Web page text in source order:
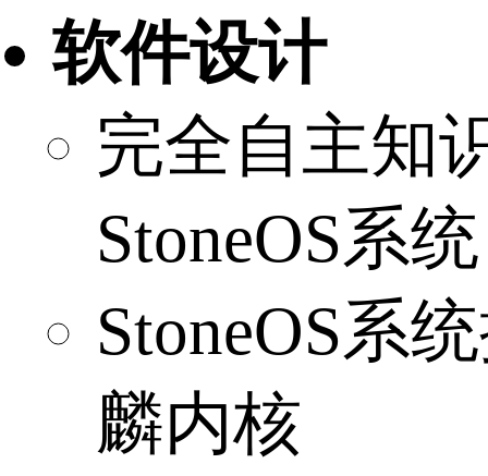
软件设计
完全自主知
StoneOS系统
StoneOS系
麟内核